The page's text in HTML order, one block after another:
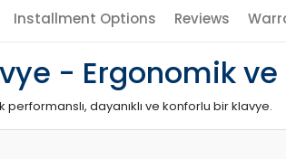
Installment Options Reviews
- Ergonomik ve
performanslı, dayanıklı ve konforlu bir klavye.